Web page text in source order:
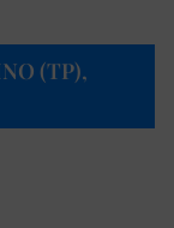
(TP),